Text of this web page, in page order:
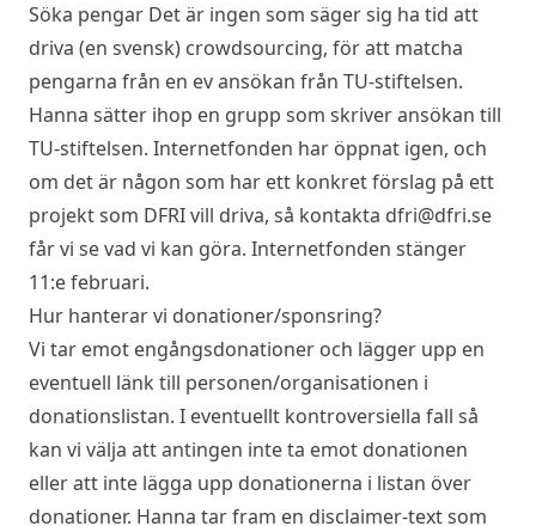
Söka pengar Det är ingen som säger sig ha tid att
driva (en svensk) crowdsourcing, för att matcha
pengarna från en ev ansökan från TU-stiftelsen.
Hanna sätter ihop en grupp som skriver ansökan till
TU-stiftelsen. Internetfonden har öppnat igen, och
om det är någon som har ett konkret förslag på ett
projekt som DFRI vill driva, så kontakta dfri@dfri.se
får vi se vad vi kan göra. Internetfonden stänger
11:e februari.
Hur hanterar vi donationer/sponsring?
Vi tar emot engångsdonationer och lägger upp en
eventuell länk till personen/organisationen i
donationslistan. I eventuellt kontroversiella fall så
kan vi välja att antingen inte ta emot donationen
eller att inte lägga upp donationerna i listan över
donationer. Hanna tar fram en disclaimer-text som